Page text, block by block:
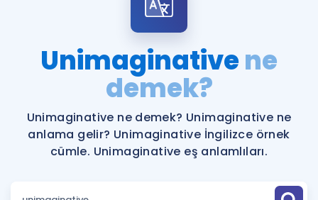
Şifremi Hatırlamıyorum
Remzi Hoca ile seni sınava hazırlayacak onlarca eğitim seni
bekliyor!
Katılımcı Görüşleri
Faydalı Araçlar
Ücretsiz Kaynaklar
İngilizce Gramer
Unimaginativene
demek?
Unimaginative ne demek? Unimaginative ne
anlama gelir? Unimaginative İngilizce örnek
cümle. Unimaginative eş anlamlıları.